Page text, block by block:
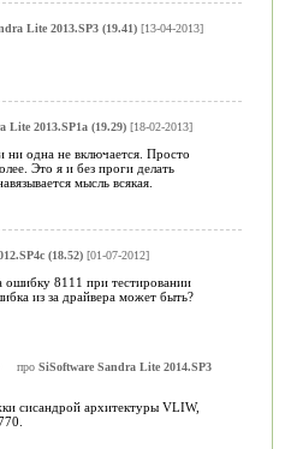
Lite 2013.SP3 (19.41)[13-04-2013]
Lite 2013.SP1a (19.29)[18-02-2013]
ни одна не включается. Просто
Это я и без проги делать
мысль всякая.
(18.52)[01-07-2012]
ошибку 8111 при тестировании
из за драйвера может быть?
про SiSoftware Sandra Lite 2014.SP3
сисандрой архитектуры VLIW,